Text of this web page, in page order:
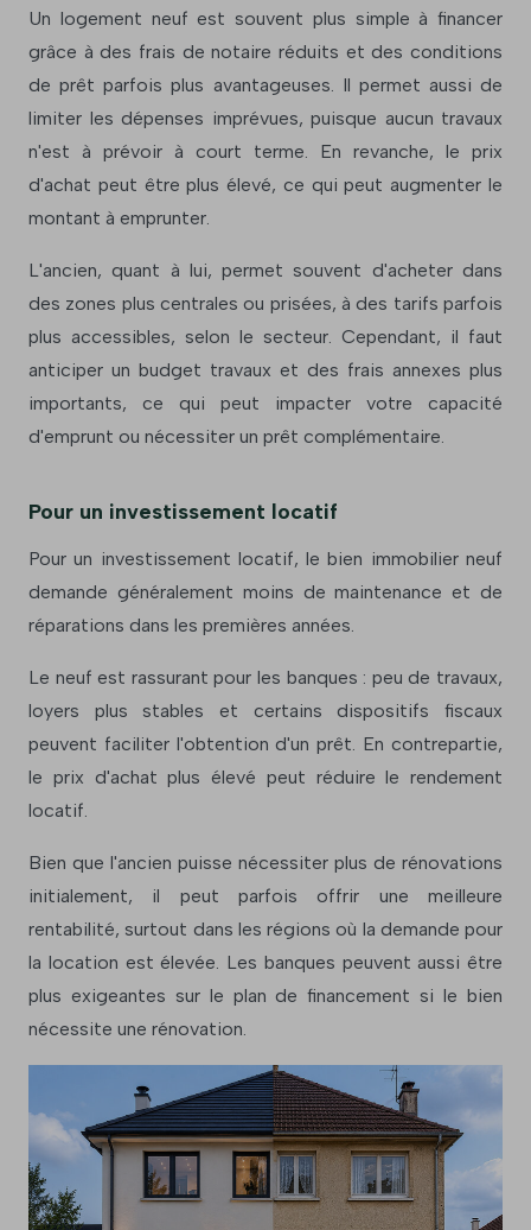
Un logement neuf est souvent plus simple à financer
grâce à des frais de notaire réduits et des conditions
de prêt parfois plus avantageuses. Il permet aussi de
limiter les dépenses imprévues, puisque aucun travaux
n'est à prévoir à court terme. En revanche, le prix
d'achat peut être plus élevé, ce qui peut augmenter le
montant à emprunter.
L'ancien, quant à lui, permet souvent d'acheter dans
des zones plus centrales ou prisées, à des tarifs parfois
plus accessibles, selon le secteur. Cependant, il faut
anticiper un budget travaux et des frais annexes plus
importants, ce qui peut impacter votre capacité
d'emprunt ou nécessiter un prêt complémentaire.
Pour un investissement locatif
Pour un investissement locatif, le bien immobilier neuf
demande généralement moins de maintenance et de
réparations dans les premières années.
Le neuf est rassurant pour les banques : peu de travaux,
loyers plus stables et certains dispositifs fiscaux
peuvent faciliter l'obtention d'un prêt. En contrepartie,
le prix d'achat plus élevé peut réduire le rendement
locatif.
Bien que l'ancien puisse nécessiter plus de rénovations
initialement, il peut parfois offrir une meilleure
rentabilité, surtout dans les régions où la demande pour
la location est élevée. Les banques peuvent aussi être
plus exigeantes sur le plan de financement si le bien
nécessite une rénovation.